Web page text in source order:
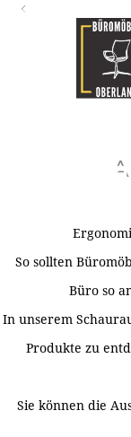
So sollten
Büro so
In unserem
Produkte zu
Sie können die